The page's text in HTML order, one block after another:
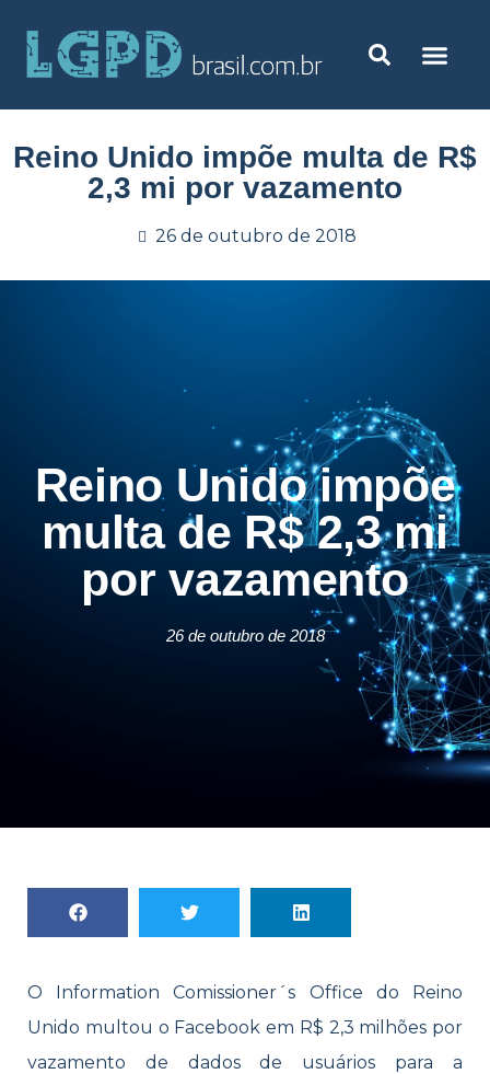
Reino Unido impõe multa de R$
2,3 mi por vazamento
26 de outubro de 2018
Reino Unido impõe
multa de R$ 2,3 mi
por vazamento
26 de outubro de 2018
O Information Comissioner´s Office do Reino
Unido multou o Facebook em R$ 2,3 milhões por
vazamento de dados de usuários para a